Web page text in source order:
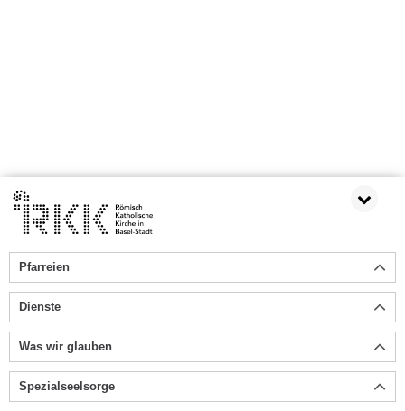
Pfarreien
Dienste
Was wir glauben
Spezialseelsorge